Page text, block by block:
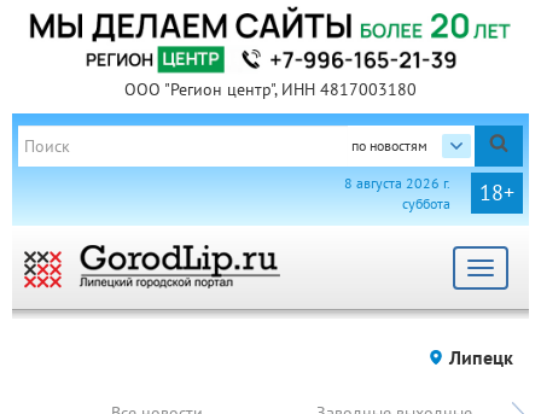
ООО "Регион центр", ИНН 4817003180
по новостям
18+
8 августа 2026 г.
суббота
Toggle
Липецк